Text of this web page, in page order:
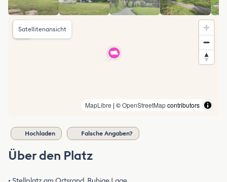
MapLibre | ©OpenStreetMapcontributors
Satellitenansicht
Hochladen Falsche Angaben?
Über den Platz